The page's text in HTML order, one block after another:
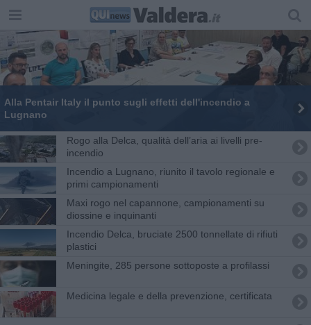
Alla Pentair Italy il punto sugli effetti dell'incendio a
Lugnano
Rogo alla Delca, qualità dell’aria ai livelli pre-
incendio
Incendio a Lugnano, riunito il tavolo regionale e
primi campionamenti
Maxi rogo nel capannone, campionamenti su
diossine e inquinanti
Incendio Delca, bruciate 2500 tonnellate di rifiuti
plastici
Meningite, 285 persone sottoposte a profilassi
Medicina legale e della prevenzione, certificata